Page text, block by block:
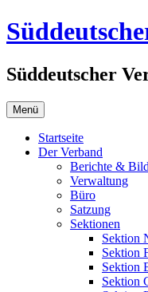
Zum
Inhalt
Süddeutscher
Menü
Startseite
Der Verband
Berichte &
Verwaltung
Büro
Satzung
Sektionen
Sektion
Sektion
Sektion
Sektion